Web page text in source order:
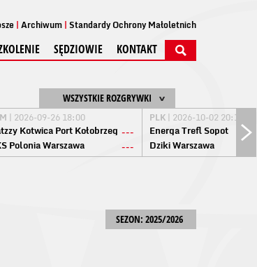
Archiwum Standardy Ochrony Małoletnich
SĘDZIOWIE KONTAKT
WSZYSTKIE ROZGRYWKI
| 2026-09-26 18:00
Kotwica Port Kołobrzeg ---
Polonia Warszawa
---
PLK | 2026-10-02 20:15
Energa Trefl Sopot
Dziki Warszawa
SEZON: 2025/2026